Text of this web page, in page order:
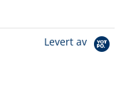
Levert av